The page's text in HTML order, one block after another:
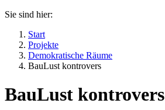
Sie sind hier:
Start
Projekte
Demokratische Räume
BauLust kontrovers
BauLust kontrovers